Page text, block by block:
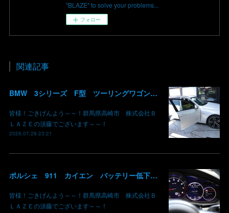
"BLAZE" to solve your problems...
フォロー
関連記事
BMW 3シリーズ F型 ツーリングワゴン コーディング デイライト 有効化 群馬 高崎
皆様！ごきげんよう～～！群馬県高崎市 株式会社Ｂ
ＬＡＺＥの須藤でございます～～！
2026.07.28 23:21
ポルシェ 911 カイエン バッテリー低下 車両エレクトリカルシステムエラー リチウムイオンバッテリー復旧 バッテリー上がり 充電できない ポルシェ修理 現車無し修理 群馬県 高崎 株式会社BLAZE
皆様！ごきげんよう～～！群馬県高崎市 株式会社Ｂ
ＬＡＺＥの須藤でございます～～！